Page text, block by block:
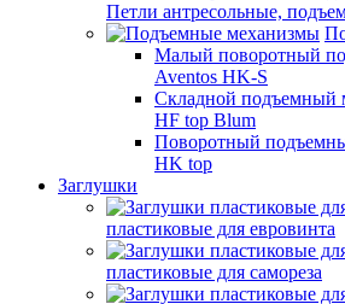
Петли антресольные,
Малый поворотный
Aventos HK-S
Складной подъемный
HF top Blum
Поворотный
HK top
Заглушки
пластиковые для евровинта
пластиковые для самореза